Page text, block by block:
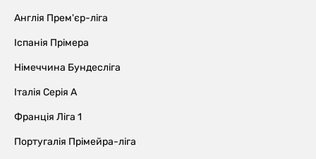
Англія Прем'єр-ліга
Іспанія Прімера
Німеччина Бундесліга
Італія Серія А
Франція Ліга 1
Португалія Прімейра-ліга